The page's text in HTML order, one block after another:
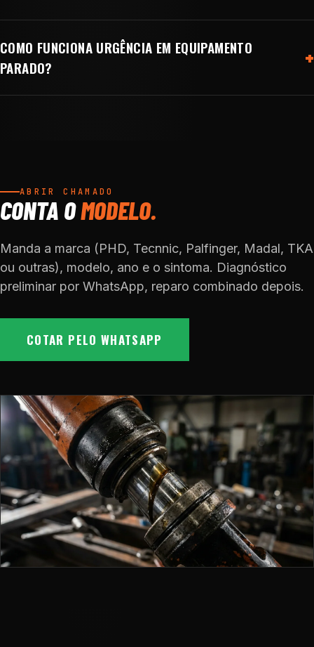
COMO FUNCIONA URGÊNCIA EM EQUIPAMENTO
PARADO?
ABRIR CHAMADO
CONTA OMODELO.
Manda a marca (PHD, Tecnnic, Palfinger, Madal, TKA
ou outras), modelo, ano e o sintoma. Diagnóstico
preliminar por WhatsApp, reparo combinado depois.
COTAR PELO WHATSAPP